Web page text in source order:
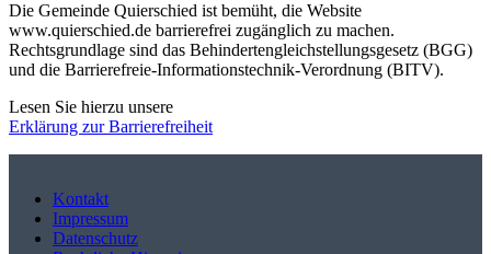
Die Gemeinde Quierschied ist bemüht, die Website
www.quierschied.de barrierefrei zugänglich zu machen.
Rechtsgrundlage sind das Behindertengleichstellungsgesetz (BGG)
und die Barrierefreie-Informationstechnik-Verordnung (BITV).
Lesen Sie hierzu unsere
Erklärung zur Barrierefreiheit
Kontakt
Impressum
Datenschutz